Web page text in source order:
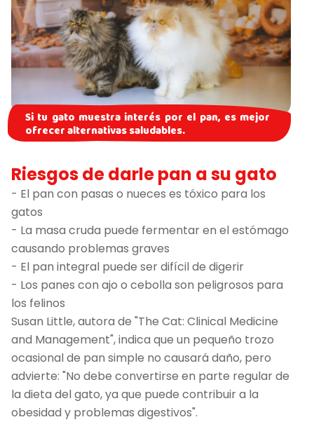
Si tu gato muestra interés por el pan, es mejor
ofrecer alternativas saludables.
Riesgos de darle pan a su gato
- El pan con pasas o nueces es tóxico para los
gatos
- La masa cruda puede fermentar en el estómago
causando problemas graves
- El pan integral puede ser difícil de digerir
- Los panes con ajo o cebolla son peligrosos para
los felinos
Susan Little, autora de "The Cat: Clinical Medicine
and Management", indica que un pequeño trozo
ocasional de pan simple no causará daño, pero
advierte: "No debe convertirse en parte regular de
la dieta del gato, ya que puede contribuir a la
obesidad y problemas digestivos".